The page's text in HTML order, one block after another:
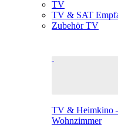
TV
TV & SAT
Zubehör TV
TV & Heimkino
Wohnzimmer